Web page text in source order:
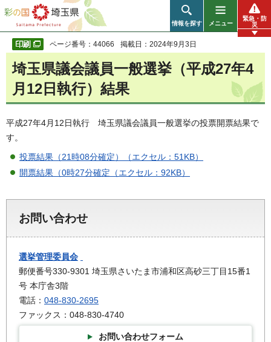
彩の国 埼玉県
情報を探す メニュー
緊急・防
災
ページ番号：44066 掲載日：2024年9月3日
埼玉県議会議員一般選挙（平成27年4
月12日執行）結果
平成27年4月12日執行 埼玉県議会議員一般選挙の投票開票結果で
す。
投票結果（21時08分確定）（エクセル：51KB）
開票結果（0時27分確定（エクセル：92KB）
お問い合わせ
選挙管理委員会
郵便番号330-9301 埼玉県さいたま市浦和区高砂三丁目15番1
号 本庁舎3階
電話： 048-830-2695
ファックス：048-830-4740
お問い合わせフォーム